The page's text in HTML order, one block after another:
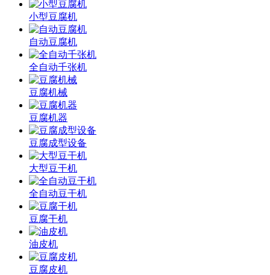
小型豆腐机
自动豆腐机
全自动千张机
豆腐机械
豆腐机器
豆腐成型设备
大型豆干机
全自动豆干机
豆腐干机
油皮机
豆腐皮机